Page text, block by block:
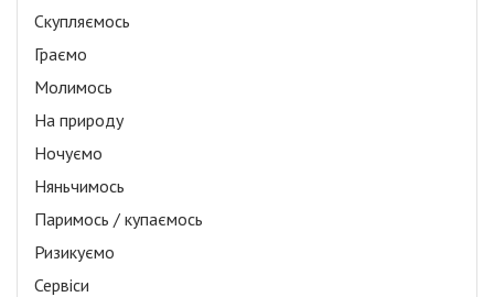
Скупляємось
Граємо
Молимось
На природу
Ночуємо
Няньчимось
Паримось / купаємось
Ризикуємо
Сервіси